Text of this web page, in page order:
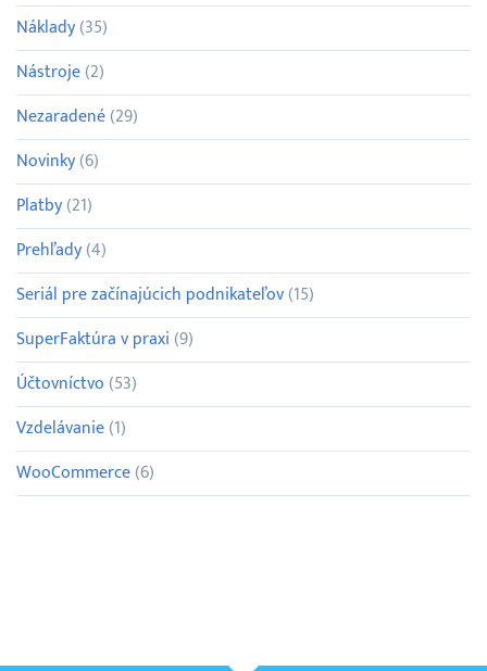
Náklady(35)
Nástroje(2)
Nezaradené(29)
Novinky(6)
Platby(21)
Prehľady(4)
Seriál pre začínajúcich podnikateľov(15)
SuperFaktúra v praxi (9)
Účtovníctvo (53)
Vzdelávanie(1)
WooCommerce(6)